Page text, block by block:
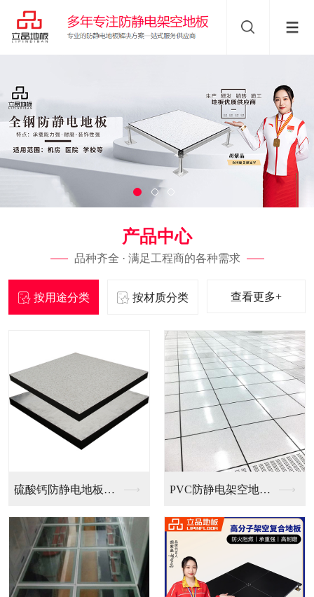
产品中心
品种齐全 · 满足工程商的各种需求
按用途分类 按材质分类 查看更多+
PVC防静电架空地板... 全钢无边防静电地板 全钢